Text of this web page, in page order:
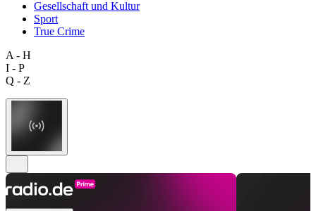
Gesellschaft und Kultur
Sport
True Crime
A - H
I - P
Q - Z